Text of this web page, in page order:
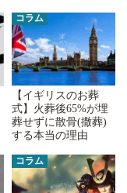
コラム
【イギリスのお葬
式】火葬後65%が埋
葬せずに散骨(撒葬)
する本当の理由
コラム